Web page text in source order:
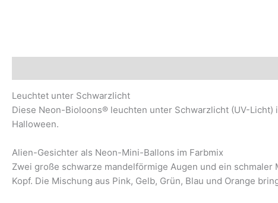
Leuchtet unter Schwarzlicht
Diese Neon-Bioloons® leuchten unter Schwarzlicht (UV-
Halloween.
Alien-Gesichter als Neon-Mini-Ballons im Farbmix
Zwei große schwarze mandelförmige Augen und ein
Kopf. Die Mischung aus Pink, Gelb, Grün, Blau und Orange